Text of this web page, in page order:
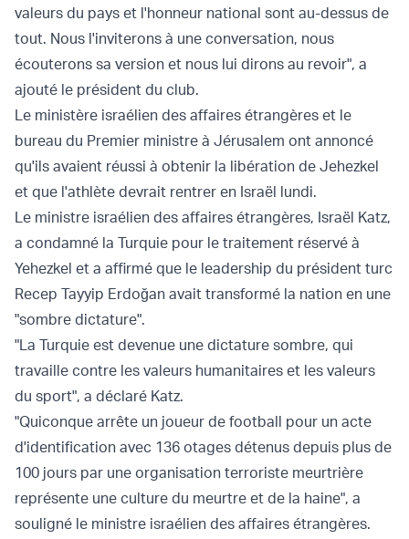
valeurs du pays et l'honneur national sont au-dessus de
tout. Nous l'inviterons à une conversation, nous
écouterons sa version et nous lui dirons au revoir", a
ajouté le président du club.
Le ministère israélien des affaires étrangères et le
bureau du Premier ministre à Jérusalem ont annoncé
qu'ils avaient réussi à obtenir la libération de Jehezkel
et que l'athlète devrait rentrer en Israël lundi.
Le ministre israélien des affaires étrangères, Israël Katz,
a condamné la Turquie pour le traitement réservé à
Yehezkel et a affirmé que le leadership du président turc
Recep Tayyip Erdoğan avait transformé la nation en une
"sombre dictature".
"La Turquie est devenue une dictature sombre, qui
travaille contre les valeurs humanitaires et les valeurs
du sport", a déclaré Katz.
"Quiconque arrête un joueur de football pour un acte
d'identification avec 136 otages détenus depuis plus de
100 jours par une organisation terroriste meurtrière
représente une culture du meurtre et de la haine", a
souligné le ministre israélien des affaires étrangères.